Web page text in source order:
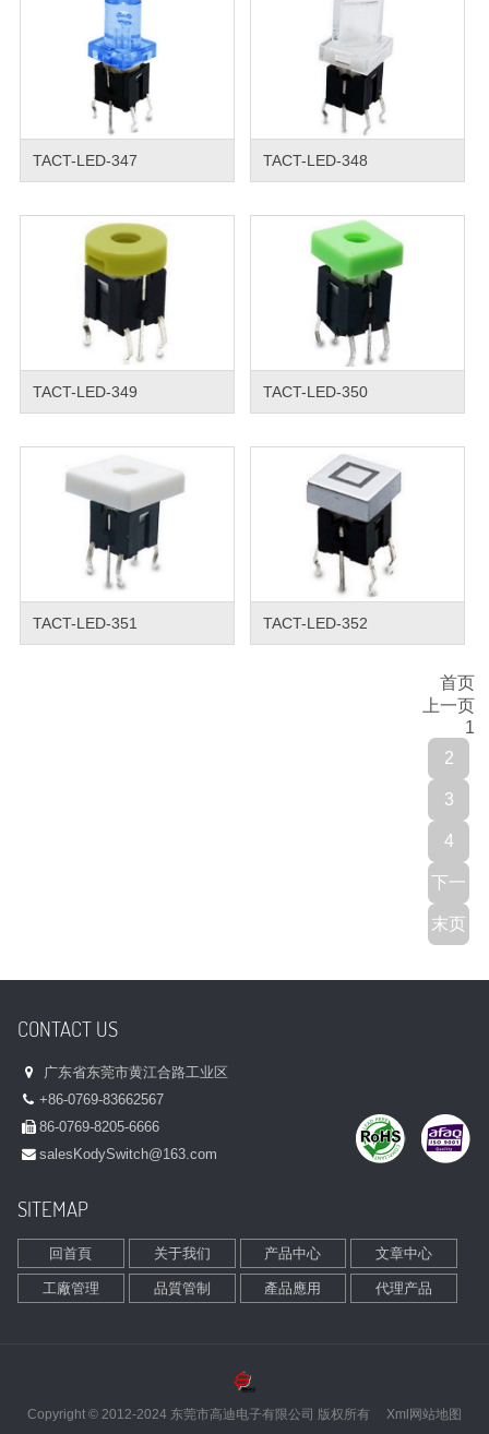
TACT-LED-347 TACT-LED-348
TACT-LED-349 TACT-LED-350
TACT-LED-351 TACT-LED-352
首页
上一页
1
2
3
4
下一
页
末页
CONTACT US
广东省东莞市黄江合路工业区
+86-0769-83662567
86-0769-8205-6666
sales KodySwitch@163.com
SITEMAP
回首頁 关于我们 产品中心 文章中心
工廠管理 品質管制 產品應用 代理产品
Copyright © 2012-2024 东莞市高迪电子有限公司 版权所有 Xml网站地图